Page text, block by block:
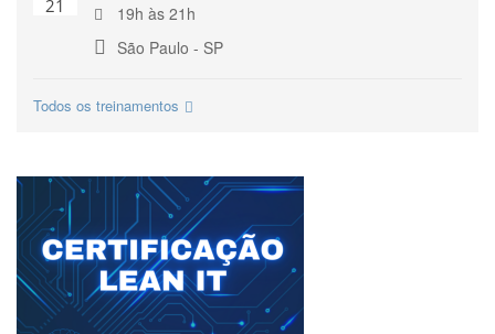
21
19h às 21h
São Paulo - SP
Todos os treinamentos